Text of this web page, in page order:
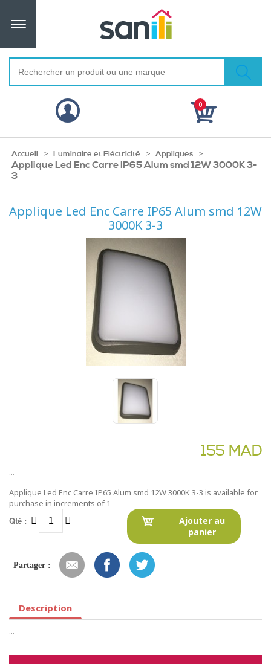
0
Accueil > Luminaire et Eléctricité > Appliques >
Applique Led Enc Carre IP65 Alum smd 12W 3000K 3-
3
Applique Led Enc Carre IP65 Alum smd 12W
3000K 3-3
155 MAD
...
Applique Led Enc Carre IP65 Alum smd 12W 3000K 3-3 is available for
purchase in increments of 1
Qté :
Ajouter au
panier
Partager :
Description
...